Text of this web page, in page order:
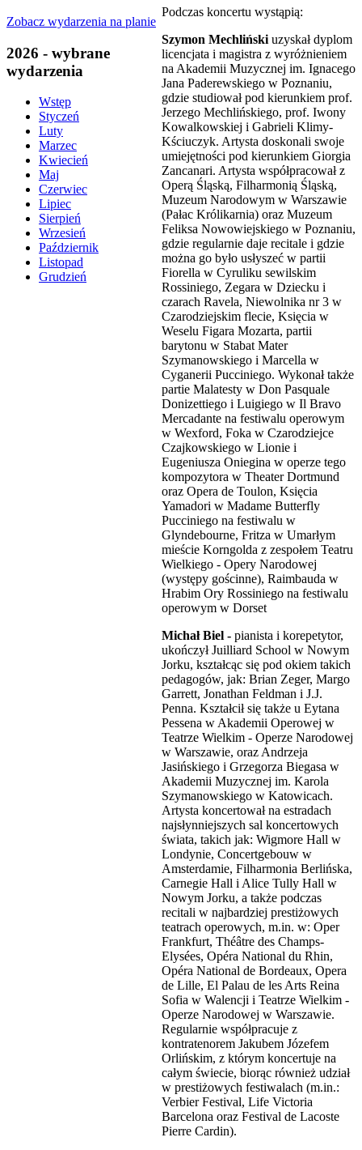
Zobacz wydarzenia na planie
2026 - wybrane
wydarzenia
Wstęp
Styczeń
Luty
Marzec
Kwiecień
Maj
Czerwiec
Lipiec
Sierpień
Wrzesień
Październik
Listopad
Grudzień
Podczas koncertu wystąpią:
Szymon Mechliński uzyskał dyplom
licencjata i magistra z wyróżnieniem
na Akademii Muzycznej im. Ignacego
Jana Paderewskiego w Poznaniu,
gdzie studiował pod kierunkiem prof.
Jerzego Mechlińskiego, prof. Iwony
Kowalkowskiej i Gabrieli Klimy-
Kściuczyk. Artysta doskonali swoje
umiejętności pod kierunkiem Giorgia
Zancanari. Artysta współpracował z
Operą Śląską, Filharmonią Śląską,
Muzeum Narodowym w Warszawie
(Pałac Królikarnia) oraz Muzeum
Feliksa Nowowiejskiego w Poznaniu,
gdzie regularnie daje recitale i gdzie
można go było usłyszeć w partii
Fiorella w Cyruliku sewilskim
Rossiniego, Zegara w Dziecku i
czarach Ravela, Niewolnika nr 3 w
Czarodziejskim flecie, Księcia w
Weselu Figara Mozarta, partii
barytonu w Stabat Mater
Szymanowskiego i Marcella w
Cyganerii Pucciniego. Wykonał także
partie Malatesty w Don Pasquale
Donizettiego i Luigiego w Il Bravo
Mercadante na festiwalu operowym
w Wexford, Foka w Czarodziejce
Czajkowskiego w Lionie i
Eugeniusza Oniegina w operze tego
kompozytora w Theater Dortmund
oraz Opera de Toulon, Księcia
Yamadori w Madame Butterfly
Pucciniego na festiwalu w
Glyndebourne, Fritza w Umarłym
mieście Korngolda z zespołem Teatru
Wielkiego - Opery Narodowej
(występy gościnne), Raimbauda w
Hrabim Ory Rossiniego na festiwalu
operowym w Dorset
Michał Biel - pianista i korepetytor,
ukończył Juilliard School w Nowym
Jorku, kształcąc się pod okiem takich
pedagogów, jak: Brian Zeger, Margo
Garrett, Jonathan Feldman i J.J.
Penna. Kształcił się także u Eytana
Pessena w Akademii Operowej w
Teatrze Wielkim - Operze Narodowej
w Warszawie, oraz Andrzeja
Jasińskiego i Grzegorza Biegasa w
Akademii Muzycznej im. Karola
Szymanowskiego w Katowicach.
Artysta koncertował na estradach
najsłynniejszych sal koncertowych
świata, takich jak: Wigmore Hall w
Londynie, Concertgebouw w
Amsterdamie, Filharmonia Berlińska,
Carnegie Hall i Alice Tully Hall w
Nowym Jorku, a także podczas
recitali w najbardziej prestiżowych
teatrach operowych, m.in. w: Oper
Frankfurt, Théâtre des Champs-
Elysées, Opéra National du Rhin,
Opéra National de Bordeaux, Opera
de Lille, El Palau de les Arts Reina
Sofia w Walencji i Teatrze Wielkim -
Operze Narodowej w Warszawie.
Regularnie współpracuje z
kontratenorem Jakubem Józefem
Orlińskim, z którym koncertuje na
całym świecie, biorąc również udział
w prestiżowych festiwalach (m.in.:
Verbier Festival, Life Victoria
Barcelona oraz Festival de Lacoste
Pierre Cardin).